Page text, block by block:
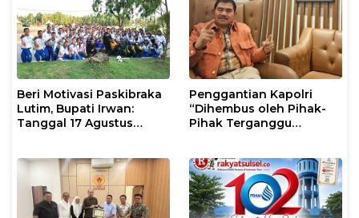
Beri Motivasi Paskibraka
Lutim, Bupati Irwan:
Tanggal 17 Agustus
Penggantian Kapolri
“Dihembus oleh Pihak-
Pihak Terganggu